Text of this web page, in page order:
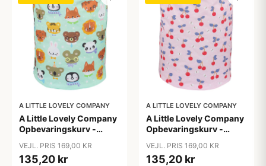
A LITTLE LOVELY COMPANY
A Little Lovely Company
Opbevaringskurv -
VEJL. PRIS 169,00 KR
135,20 kr
A LITTLE LOVELY COMPANY
A Little Lovely Company
Opbevaringskurv -
VEJL. PRIS 169,00 KR
135,20 kr